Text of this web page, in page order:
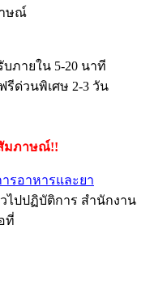
าษณ์
บภายใน 5-20 นาที
รีด่วนพิเศษ 2-3 วัน
มภาษณ์!!
รอาหารและยา
ไปปฏิบัติการ สำนักงาน
ที่